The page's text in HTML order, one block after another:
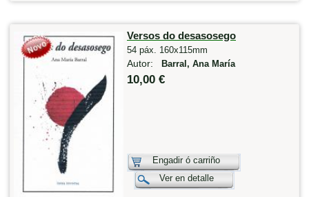
Versos do desasosego
54 páx. 160x115mm
Autor: Barral, Ana María
10,00 €
Engadir ó carriño
Ver en detalle